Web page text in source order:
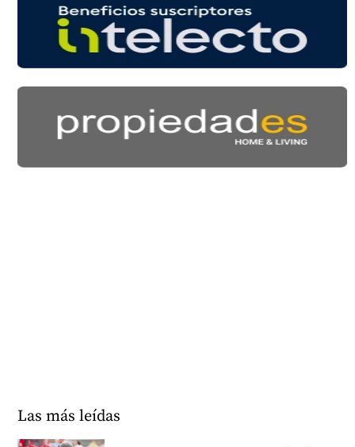
Las más leídas